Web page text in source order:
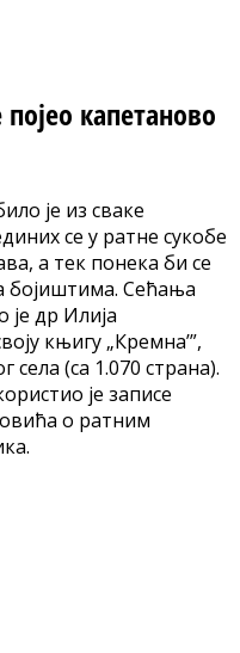
капетаново
је из сваке
се у ратне сукобе
а тек понека би се
бојиштима. Сећања
др Илија
књигу „Кремна’”,
села (са 1.070 страна).
је записе
о ратним